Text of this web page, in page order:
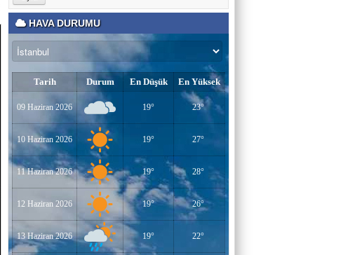
HAVA DURUMU
Tarih Durum En Düşük En Yüksek
09 Haziran 2026 19° 23°
10 Haziran 2026 19° 27°
11 Haziran 2026 19° 28°
12 Haziran 2026 19° 26°
13 Haziran 2026 19° 22°